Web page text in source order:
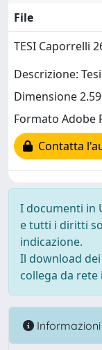
File
TESI Caporrelli
Descrizione:
Dimensione
Formato Adobe
Contatta
I documenti in
e tutti i diritti
indicazione.
Il download
collega da
Informazioni